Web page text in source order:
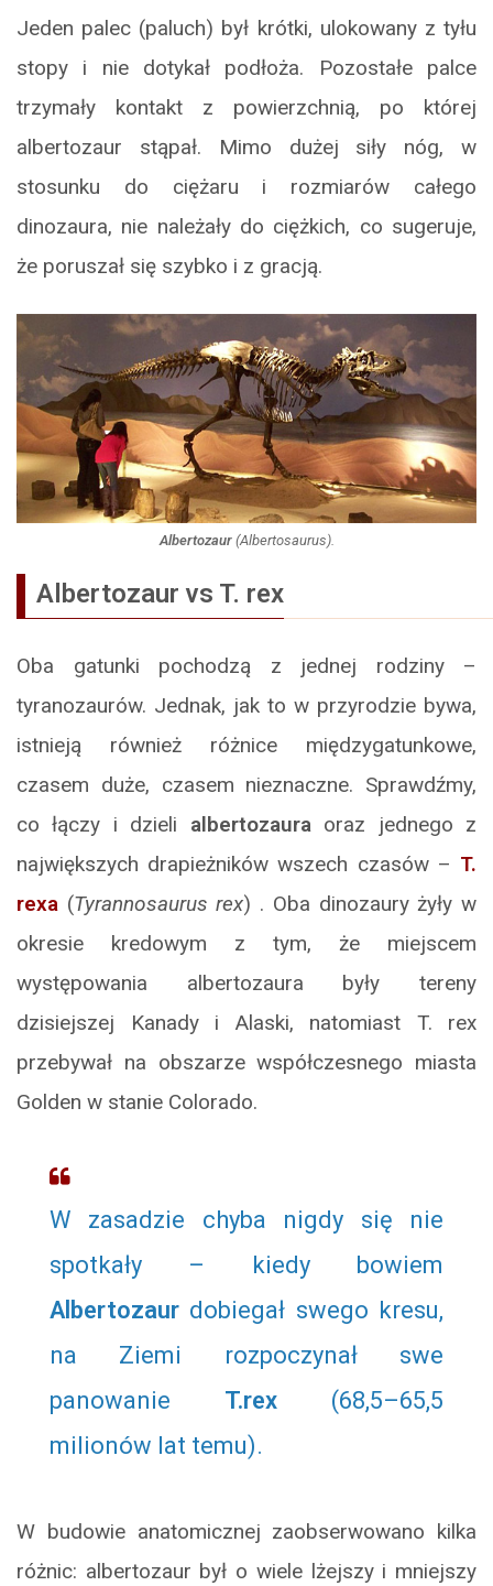
Jeden palec (paluch) był krótki, ulokowany z tyłu
stopy i nie dotykał podłoża. Pozostałe palce
trzymały kontakt z powierzchnią, po której
albertozaur stąpał. Mimo dużej siły nóg, w
stosunku do ciężaru i rozmiarów całego
dinozaura, nie należały do ciężkich, co sugeruje,
że poruszał się szybko i z gracją.
Albertozaur(Albertosaurus).
Albertozaur vs T. rex
Oba gatunki pochodzą z jednej rodziny –
tyranozaurów. Jednak, jak to w przyrodzie bywa,
istnieją również różnice międzygatunkowe,
czasem duże, czasem nieznaczne. Sprawdźmy,
co łączy i dzieli albertozauraoraz jednego z
największych drapieżników wszech czasów – T.
rexa (Tyrannosaurus rex) . Oba dinozaury żyły w
okresie kredowym z tym, że miejscem
występowania albertozaura były tereny
dzisiejszej Kanady i Alaski, natomiast T. rex
przebywał na obszarze współczesnego miasta
Golden w stanie Colorado.
W zasadzie chyba nigdy się nie
spotkały – kiedy bowiem
Albertozaur dobiegał swego kresu,
na Ziemi rozpoczynał swe
panowanie T.rex (68,5–65,5
milionów lat temu).
W budowie anatomicznej zaobserwowano kilka
różnic: albertozaur był o wiele lżejszy i mniejszy